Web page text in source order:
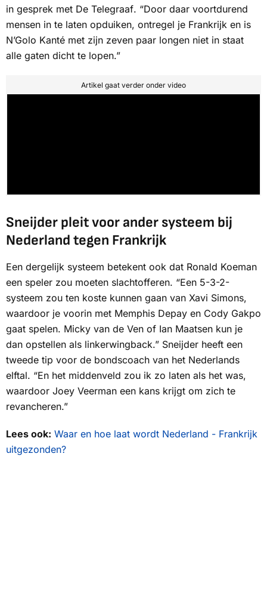
in gesprek met De Telegraaf. “Door daar voortdurend
mensen in te laten opduiken, ontregel je Frankrijk en is
N’Golo Kanté met zijn zeven paar longen niet in staat
alle gaten dicht te lopen.”
Artikel gaat verder onder video
Sneijder pleit voor ander systeem bij
Nederland tegen Frankrijk
Een dergelijk systeem betekent ook dat Ronald Koeman
een speler zou moeten slachtofferen. “Een 5-3-2-
systeem zou ten koste kunnen gaan van Xavi Simons,
waardoor je voorin met Memphis Depay en Cody Gakpo
gaat spelen. Micky van de Ven of Ian Maatsen kun je
dan opstellen als linkerwingback.” Sneijder heeft een
tweede tip voor de bondscoach van het Nederlands
elftal. “En het middenveld zou ik zo laten als het was,
waardoor Joey Veerman een kans krijgt om zich te
revancheren.”
Lees ook: Waar en hoe laat wordt Nederland - Frankrijk
uitgezonden?